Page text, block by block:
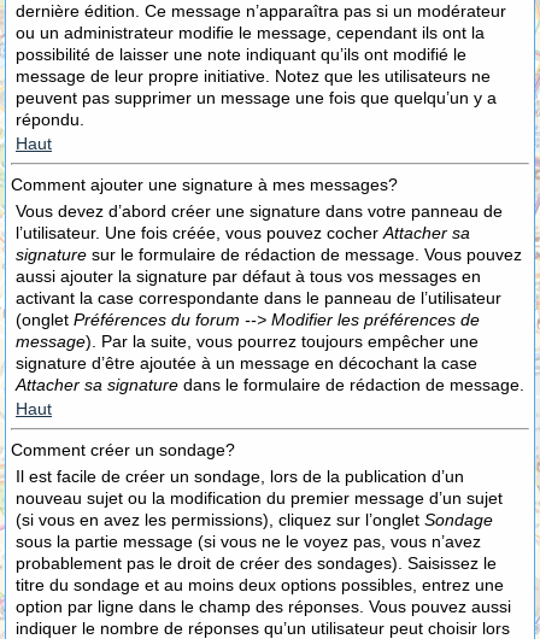
dernière édition. Ce message n’apparaîtra pas si un modérateur
ou un administrateur modifie le message, cependant ils ont la
possibilité de laisser une note indiquant qu’ils ont modifié le
message de leur propre initiative. Notez que les utilisateurs ne
peuvent pas supprimer un message une fois que quelqu’un y a
répondu.
Haut
Comment ajouter une signature à mes messages?
Vous devez d’abord créer une signature dans votre panneau de
l’utilisateur. Une fois créée, vous pouvez cocher Attacher sa
signature sur le formulaire de rédaction de message. Vous pouvez
aussi ajouter la signature par défaut à tous vos messages en
activant la case correspondante dans le panneau de l’utilisateur
(onglet Préférences du forum --> Modifier les préférences de
message). Par la suite, vous pourrez toujours empêcher une
signature d’être ajoutée à un message en décochant la case
Attacher sa signature dans le formulaire de rédaction de message.
Haut
Comment créer un sondage?
Il est facile de créer un sondage, lors de la publication d’un
nouveau sujet ou la modification du premier message d’un sujet
(si vous en avez les permissions), cliquez sur l’onglet Sondage
sous la partie message (si vous ne le voyez pas, vous n’avez
probablement pas le droit de créer des sondages). Saisissez le
titre du sondage et au moins deux options possibles, entrez une
option par ligne dans le champ des réponses. Vous pouvez aussi
indiquer le nombre de réponses qu’un utilisateur peut choisir lors